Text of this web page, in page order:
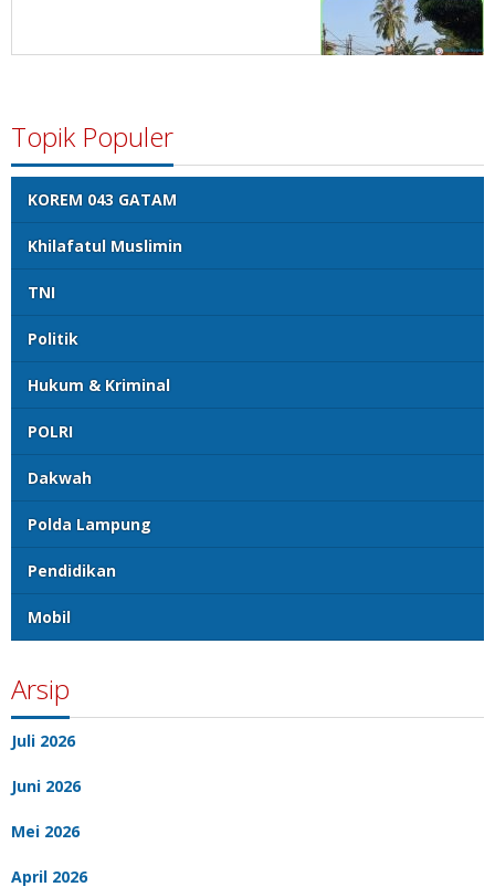
Topik Populer
KOREM 043 GATAM
Khilafatul Muslimin
TNI
Politik
Hukum & Kriminal
POLRI
Dakwah
Polda Lampung
Pendidikan
Mobil
Arsip
Juli 2026
Juni 2026
Mei 2026
April 2026